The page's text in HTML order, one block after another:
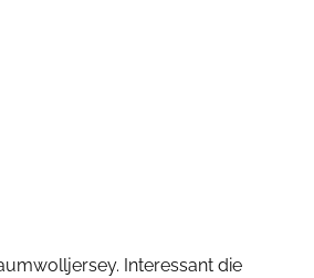
Interessant die